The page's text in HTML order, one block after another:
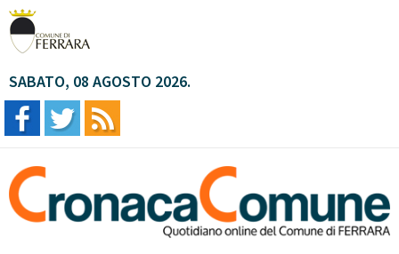
SABATO, 08 AGOSTO 2026.